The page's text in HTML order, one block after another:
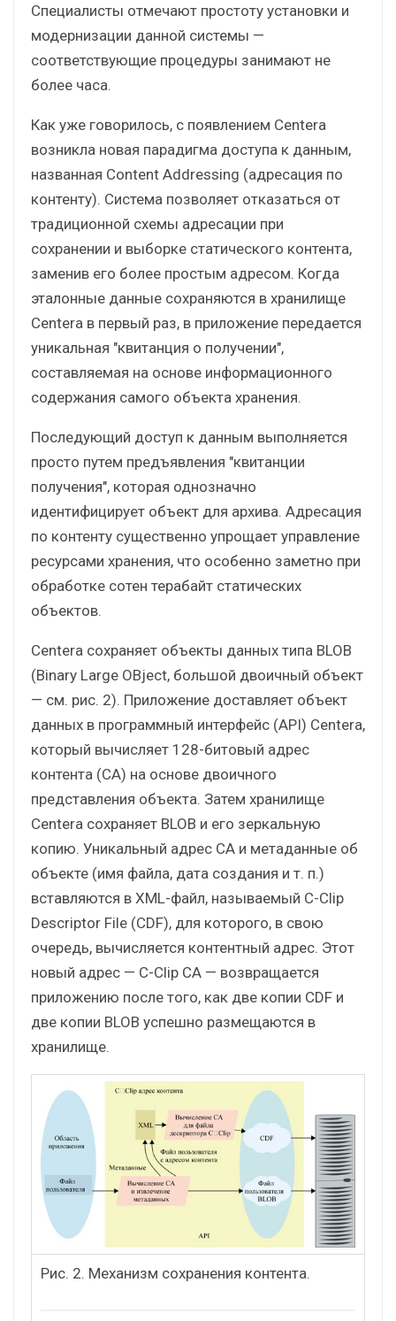
Специалисты отмечают простоту установки и
модернизации данной системы —
соответствующие процедуры занимают не
более часа.
Как уже говорилось, с появлением Centera
возникла новая парадигма доступа к данным,
названная Content Addressing (адресация по
контенту). Система позволяет отказаться от
традиционной схемы адресации при
сохранении и выборке статического контента,
заменив его более простым адресом. Когда
эталонные данные сохраняются в хранилище
Centera в первый раз, в приложение передается
уникальная "квитанция о получении",
составляемая на основе информационного
содержания самого объекта хранения.
Последующий доступ к данным выполняется
просто путем предъявления "квитанции
получения", которая однозначно
идентифицирует объект для архива. Адресация
по контенту существенно упрощает управление
ресурсами хранения, что особенно заметно при
обработке сотен терабайт статических
объектов.
Centera сохраняет объекты данных типа BLOB
(Binary Large OBject, большой двоичный объект
— см. рис. 2). Приложение доставляет объект
данных в программный интерфейс (API) Centera,
который вычисляет 128-битовый адрес
контента (CA) на основе двоичного
представления объекта. Затем хранилище
Centera сохраняет BLOB и его зеркальную
копию. Уникальный адрес CA и метаданные об
объекте (имя файла, дата создания и т. п.)
вставляются в XML-файл, называемый C-Clip
Descriptor File (CDF), для которого, в свою
очередь, вычисляется контентный адрес. Этот
новый адрес — C-Clip CA — возвращается
приложению после того, как две копии CDF и
две копии BLOB успешно размещаются в
хранилище.
Рис. 2. Механизм сохранения контента.